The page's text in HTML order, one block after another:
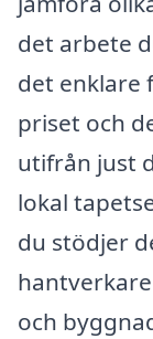
det arbete
det enklare
priset och
utifrån just
lokal
du stödjer
och